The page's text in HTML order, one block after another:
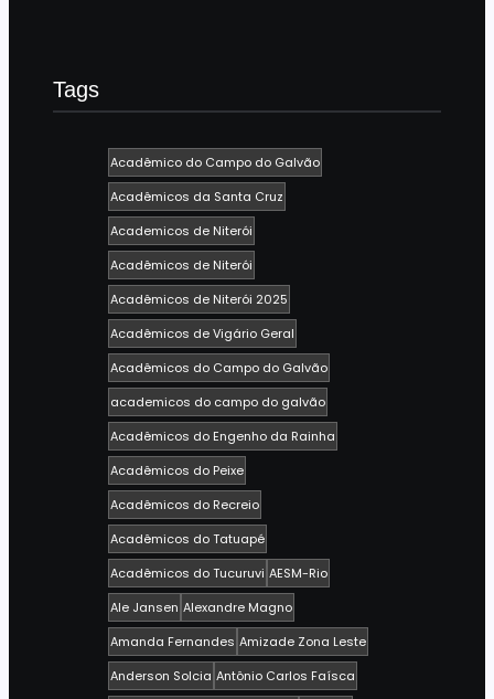
Tags
Acadêmico do Campo do Galvão
Acadêmicos da Santa Cruz
Academicos de Niterói
Acadêmicos de Niterói
Acadêmicos de Niterói 2025
Acadêmicos de Vigário Geral
Acadêmicos do Campo do Galvão
academicos do campo do galvão
Acadêmicos do Engenho da Rainha
Acadêmicos do Peixe
Acadêmicos do Recreio
Acadêmicos do Tatuapé
Acadêmicos do Tucuruvi AESM-Rio
Ale Jansen Alexandre Magno
Amanda Fernandes Amizade Zona Leste
Anderson Solcia Antônio Carlos Faísca